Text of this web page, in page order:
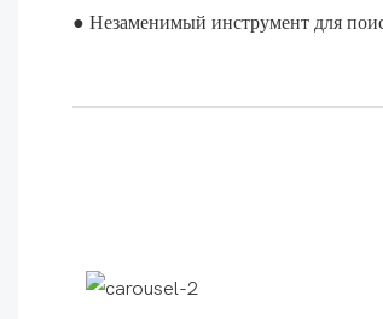
● Незаменимый инструмент для